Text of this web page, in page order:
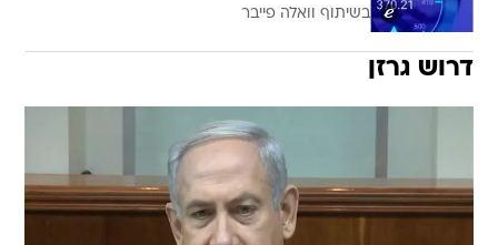
בשיתוף וואלה פייבר
דרוש גרזן